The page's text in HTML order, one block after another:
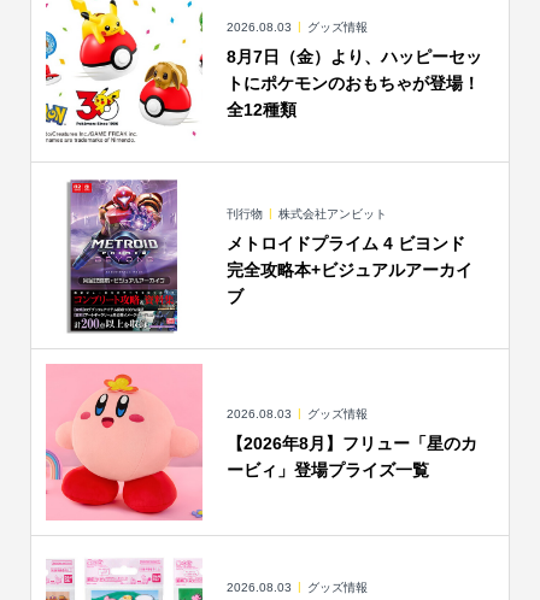
2026.08.03 グッズ情報
8月7日（金）より、ハッピーセッ
トにポケモンのおもちゃが登場！
全12種類
刊行物 株式会社アンビット
メトロイドプライム 4 ビヨンド
完全攻略本+ビジュアルアーカイ
ブ
2026.08.03 グッズ情報
【2026年8月】フリュー「星のカ
ービィ」登場プライズ一覧
2026.08.03 グッズ情報